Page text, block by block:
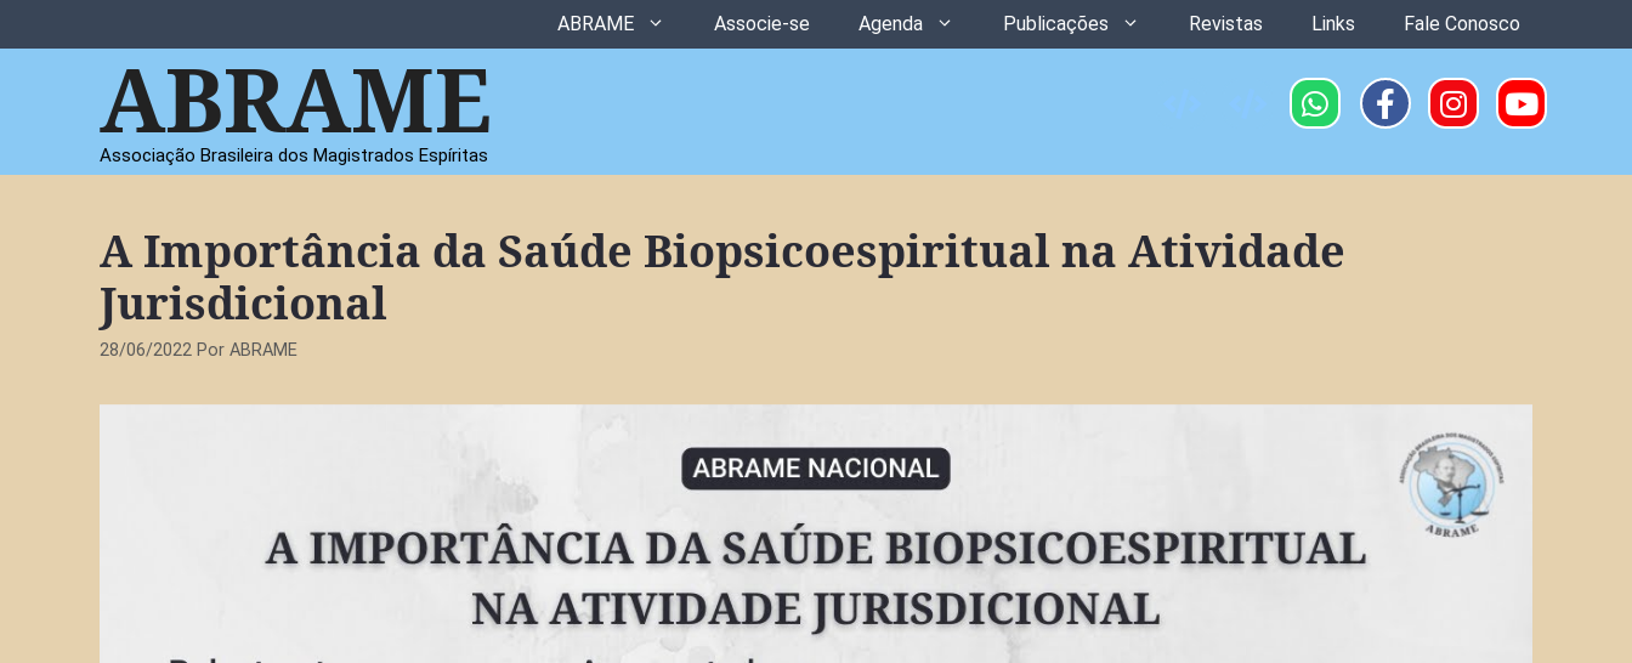
para
ABRAME Associe-se Agenda Publicações Revistas Links Fale Conosco
ABRAME
Associação Brasileira dos Magistrados Espíritas
A Importância da Saúde Biopsicoespiritual na Atividade
Jurisdicional
28/06/2022 Por ABRAME